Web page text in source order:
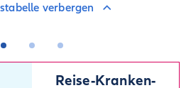
verbergen
Reise-Kranken­